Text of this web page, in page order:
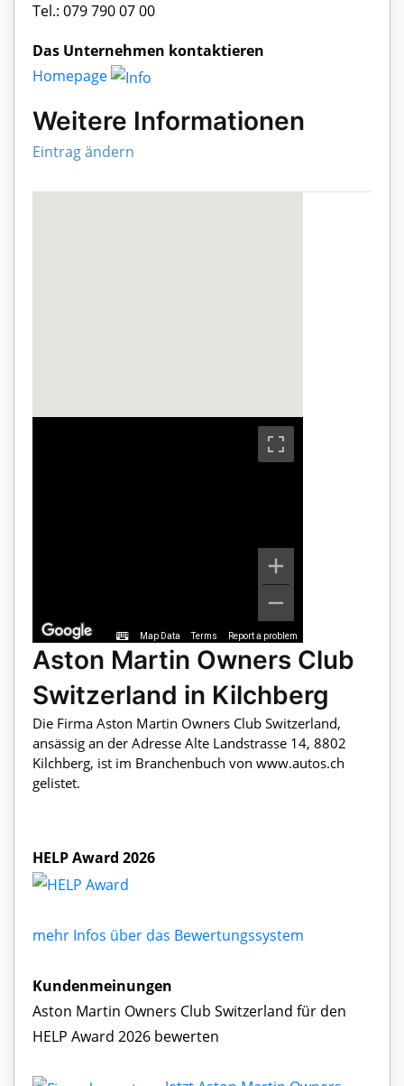
Tel.: 079 790 07 00
Das Unternehmen kontaktieren
Homepage
Weitere Informationen
Eintrag ändern
Map Data Terms Report a problem
Aston Martin Owners Club
Switzerland in Kilchberg
Die Firma Aston Martin Owners Club Switzerland,
ansässig an der Adresse Alte Landstrasse 14, 8802
Kilchberg, ist im Branchenbuch von www.autos.ch
gelistet.
HELP Award 2026
mehr Infos über das Bewertungssystem
Kundenmeinungen
Aston Martin Owners Club Switzerland für den
HELP Award 2026 bewerten